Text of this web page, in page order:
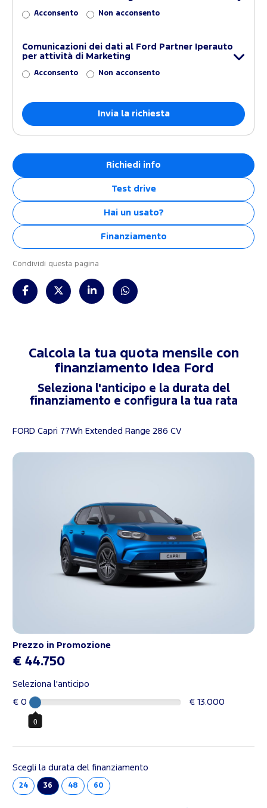
Acconsento Non acconsento
Comunicazioni dei dati al Ford Partner Iperauto
per attività di Marketing
Acconsento Non acconsento
Richiedi info
Test drive
Hai un usato?
Finanziamento
Condividi questa pagina
Calcola la tua quota mensile con
finanziamento
Idea Ford
Seleziona l'anticipo e la durata del
finanziamento e configura la tua rata
FORD Capri 77Wh Extended Range 286 CV
Prezzo in Promozione
€ 44.750
Seleziona l'anticipo
€ 0
0
€ 13.000
Scegli la durata del finanziamento
24 36 48 60